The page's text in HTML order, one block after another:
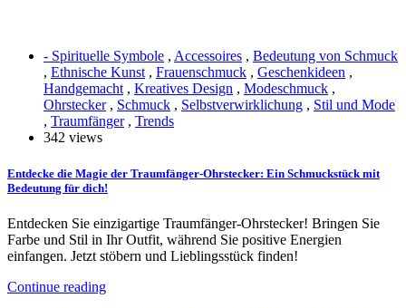
- Spirituelle Symbole , Accessoires , Bedeutung von Schmuck
, Ethnische Kunst, Frauenschmuck , Geschenkideen ,
Handgemacht, Kreatives Design , Modeschmuck ,
Ohrstecker, Schmuck , Selbstverwirklichung , Stil und Mode
, Traumfänger, Trends
342 views
Entdecke die Magie der Traumfänger-Ohrstecker: Ein Schmuckstück mit
Bedeutung für dich!
Entdecken Sie einzigartige Traumfänger-Ohrstecker! Bringen Sie
Farbe und Stil in Ihr Outfit, während Sie positive Energien
einfangen. Jetzt stöbern und Lieblingsstück finden!
Continue reading